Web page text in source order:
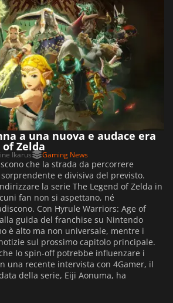
a una nuova e audace era
of Zelda
Ikarus Gaming News
che la strada da percorrere
e divisiva del previsto.
la serie The Legend of Zelda in
fan non si aspettano, né
Con Hyrule Warriors: Age of
guida del franchise su Nintendo
è alto ma non universale, mentre i
sul prossimo capitolo principale.
lo spin-off potrebbe influenzare i
una recente intervista con 4Gamer, il
della serie, Eiji Aonuma, ha